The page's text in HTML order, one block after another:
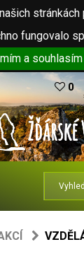
fungovalo
a souhlasím
0